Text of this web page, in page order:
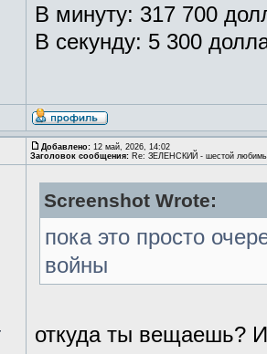
В минуту: 317 700
В секунду: 5 300
Добавлено: 12 май, 2026, 14:02
Заголовок сообщения: Re: ЗЕЛЕНСКИЙ - шестой
Screenshot Wrote:
пока это просто
войны
откуда ты вещаешь?